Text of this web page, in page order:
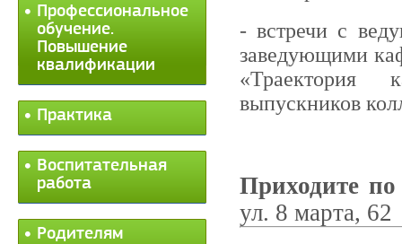
Профессиональное
обучение.
Повышение
квалификации
Практика
Воспитательная
работа
Родителям
- встречи с
заведующими
выпускников
Приходите
ул. 8 марта, 62